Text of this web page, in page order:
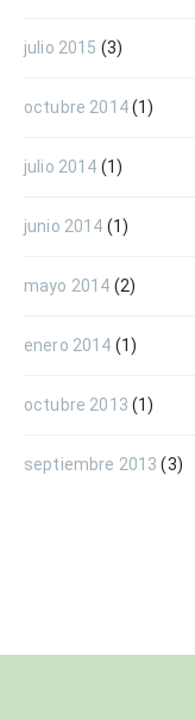
julio 2015 (3)
octubre 2014(1)
julio 2014 (1)
junio 2014 (1)
mayo 2014 (2)
enero 2014 (1)
octubre 2013 (1)
septiembre 2013 (3)